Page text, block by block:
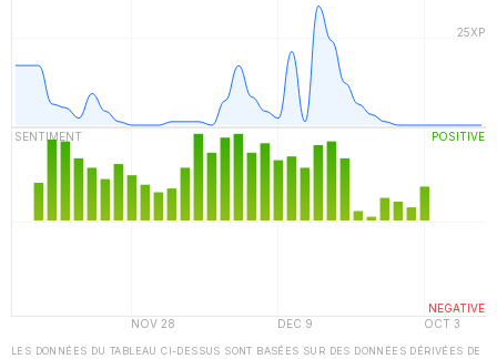
LES DONNÉES DU TABLEAU CI-DESSUS SONT BASÉES SUR DES DONNÉES DÉRIVÉES DE